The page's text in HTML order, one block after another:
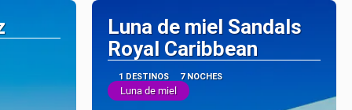
Luna de miel Sandals
Royal Caribbean
1 DESTINOS 7 NOCHES
Luna de miel